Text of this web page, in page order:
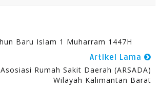
Baru Islam 1 Muharram 1447H
Artikel Lama
Rumah Sakit Daerah (ARSADA)
Wilayah Kalimantan Barat